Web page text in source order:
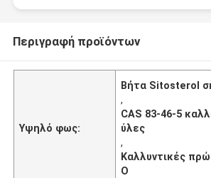
Περιγραφή προϊόντων
Υψηλό φως:
Βήτα Sitosterol
,
CAS 83-46-5
ύλες
,
Καλλυντικές
O